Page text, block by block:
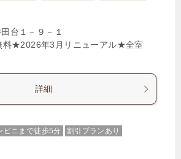
台１－９－１
料★2026年3月リニューアル★全室
詳細
ビニまで徒歩5分
割引プランあり